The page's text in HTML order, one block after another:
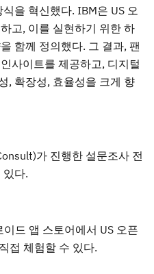
을 혁신했다. IBM은 US 오
고, 이를 실현하기 위한 하
함께 정의했다. 그 결과, 팬
사이트를 제공하고, 디지털
, 확장성, 효율성을 크게 향
가 진행한 설문조사 전
있다.
드 앱 스토어에서 US 오픈
접 체험할 수 있다.